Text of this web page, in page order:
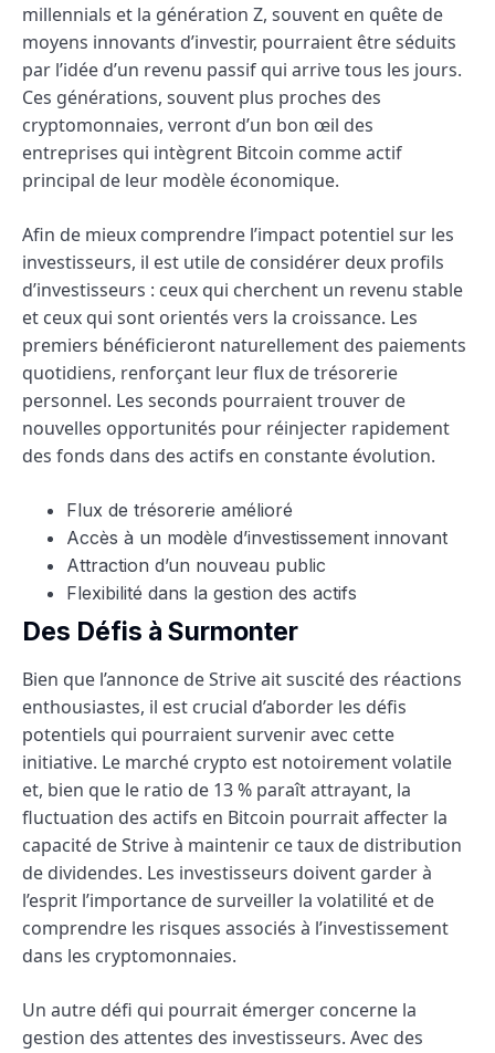
millennials et la génération Z, souvent en quête de
moyens innovants d’investir, pourraient être séduits
par l’idée d’un revenu passif qui arrive tous les jours.
Ces générations, souvent plus proches des
cryptomonnaies, verront d’un bon œil des
entreprises qui intègrent Bitcoin comme actif
principal de leur modèle économique.
Afin de mieux comprendre l’impact potentiel sur les
investisseurs, il est utile de considérer deux profils
d’investisseurs : ceux qui cherchent un revenu stable
et ceux qui sont orientés vers la croissance. Les
premiers bénéficieront naturellement des paiements
quotidiens, renforçant leur flux de trésorerie
personnel. Les seconds pourraient trouver de
nouvelles opportunités pour réinjecter rapidement
des fonds dans des actifs en constante évolution.
Flux de trésorerie amélioré
Accès à un modèle d’investissement innovant
Attraction d’un nouveau public
Flexibilité dans la gestion des actifs
Des Défis à Surmonter
Bien que l’annonce de Strive ait suscité des réactions
enthousiastes, il est crucial d’aborder les défis
potentiels qui pourraient survenir avec cette
initiative. Le marché crypto est notoirement volatile
et, bien que le ratio de 13 % paraît attrayant, la
fluctuation des actifs en Bitcoin pourrait affecter la
capacité de Strive à maintenir ce taux de distribution
de dividendes. Les investisseurs doivent garder à
l’esprit l’importance de surveiller la volatilité et de
comprendre les risques associés à l’investissement
dans les cryptomonnaies.
Un autre défi qui pourrait émerger concerne la
gestion des attentes des investisseurs. Avec des